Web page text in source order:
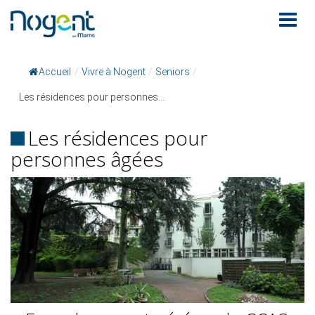
Accueil / Vivre à Nogent / Seniors /
Les résidences pour personnes...
Les résidences pour
personnes âgées